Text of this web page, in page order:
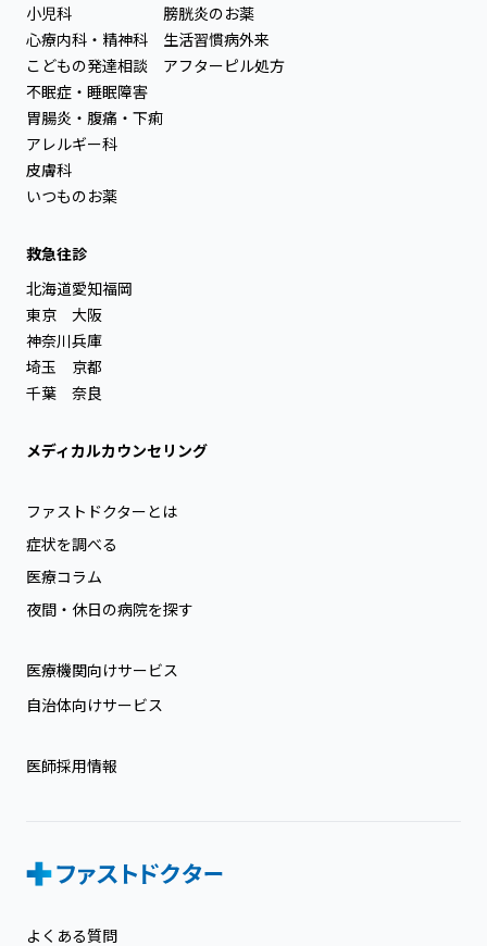
小児科
心療内科・精神科
こどもの発達相談
不眠症・睡眠障害
胃腸炎・腹痛・下痢
アレルギー科
皮膚科
いつものお薬
膀胱炎のお薬
生活習慣病外来
アフターピル処方
救急往診
北海道
東京
神奈川
埼玉
千葉
愛知
大阪
兵庫
京都
奈良
福岡
メディカルカウンセリング
ファストドクターとは
症状を調べる
医療コラム
夜間・休日の病院を探す
医療機関向けサービス
自治体向けサービス
医師採用情報
よくある質問